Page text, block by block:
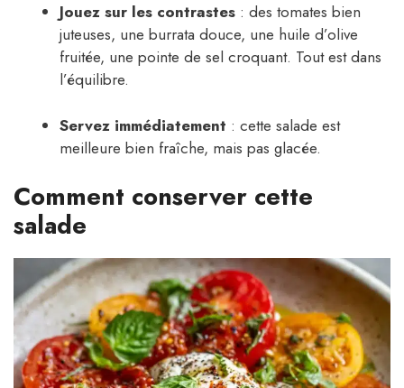
Jouez sur les contrastes : des tomates bien
juteuses, une burrata douce, une huile d’olive
fruitée, une pointe de sel croquant. Tout est dans
l’équilibre.
Servez immédiatement : cette salade est
meilleure bien fraîche, mais pas glacée.
Comment conserver cette
salade